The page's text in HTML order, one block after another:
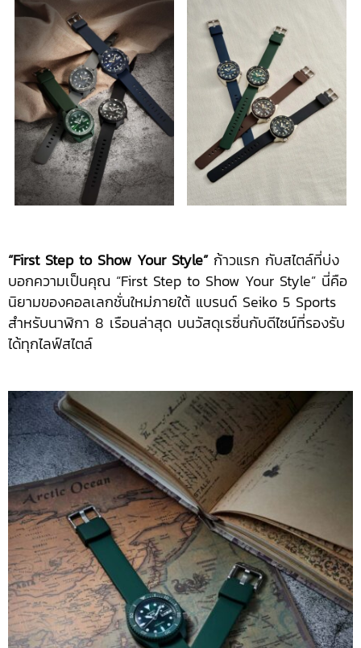
“First Step to Show Your Style”ก้าวแรก กับสไตล์ที่บ่ง
บอกความเป็นคุณ “First Step to Show Your Style” นี่คือ
นิยามของคอลเลกชั่นใหม่ภายใต้ แบรนด์ Seiko 5 Sports
สำหรับนาฬิกา 8 เรือนล่าสุด บนวัสดุเรซิ่นกับดีไซน์ที่รองรับ
ได้ทุกไลฟ์สไตล์